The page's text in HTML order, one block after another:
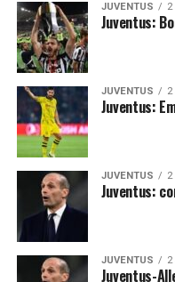
JUVENTUS 2
Juventus:
JUVENTUS 2
Juventus:
JUVENTUS 2
Juventus:
JUVENTUS 2
Juventus-